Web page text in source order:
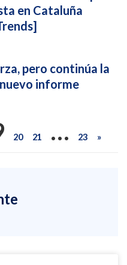
en Cataluña
pero continúa la
informe
20 21 … 23 »